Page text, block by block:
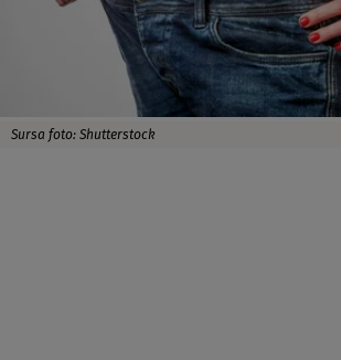
Sursa foto: Shutterstock